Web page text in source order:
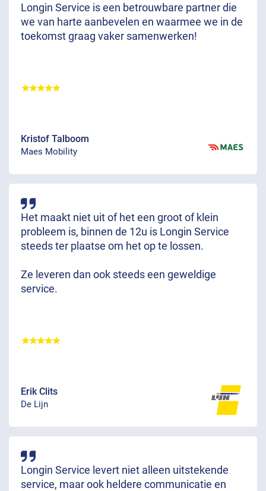
Longin Service is een betrouwbare partner die
we van harte aanbevelen en waarmee we in de
toekomst graag vaker samenwerken!
Kristof Talboom
Maes Mobility
Het maakt niet uit of het een groot of klein
probleem is, binnen de 12u is Longin Service
steeds ter plaatse om het op te lossen.
Ze leveren dan ook steeds een geweldige
service.
Erik Clits
De Lijn
Longin Service levert niet alleen uitstekende
service, maar ook heldere communicatie en